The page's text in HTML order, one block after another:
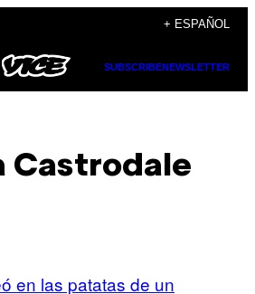
+ ESPAÑOL
SUBSCRIBENEWSLETTER
Castrodale